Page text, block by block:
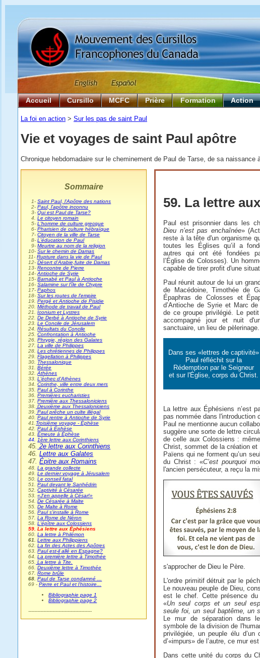
Accueil Cursillo MCFC Prière Formation Action
La foi en action > Sur les pas de saint Paul
Vie et voyages de saint Paul apôtre
Chronique hebdomadaire sur le cheminement de Paul de Tarse, de sa
Sommaire
1-Saint Paul, l'Apôtre des nations
02-Paul, l'apôtre inconnu
03-Qui est Paul de Tarse?
04.Le citoyen romain
05-L'homme de culture grecque
06-Pharisien de culture hébraïque
7-Citoyen de la ville de Tarse
08-L'éducation de Paul
09-Meurtre au nom de la religion
10-Sur le chemin de Damas
11-Rupture dans la vie de Paul
12-Désert d'Arabie,fuite de Damas
13-Rencontre de Pierre
14-Antioche de Syrie
15-Barnabé et Paul à Antioche
16-Salamine sur l'île de Chypre
17-Paphos
18-Sur les routes de l'empire
19.Pergé et Antioche de Pisidie
20.Méthode de travail de Paul
21.Iconium et Lystres
22.De Derbé à Antioche de Syrie
23.Le Concile de Jérusalem
24.Résultats du Concile
25.Confrontation à Antioche
26.Phrygie, région des Galates
27.La ville de Philippes
28.Les chrétiennes de Philippes
29.Flagellation à Philippes
30. Thessalonique
31.Bérée
32.Athènes
33.L'échec d'Athènes
34.Corinthe, ville entre deux mers
35.Paul à Corinthe
36.Premières eucharisties
37.Première aux Thessaloniciens
38. Deuxième aux Thessaloniciens
39. Paul prêche un culte illégal
40.Paul rentre à Antioche de Syrie
41. Troisième voyage - Éphèse
42.Paul à Éphèse
43.Émeute à Éphèse
44. 1ère lettre aux Corinthiens
45. 2e lettre aux Corinthiens
46.Lettre aux Galates
47.Épitre aux Romains
48.La grande collecte
49.Le dernier voyage à Jérusalem
50.Le conseil fatal
51.Paul devant le Sanhédrin
52.Captivité à Césarée
53. «J’en appelle à César!»
54.De Césarée à Malte
55.De Malte à Rome
56.Paul s'installe à Rome
57.La Rome de Néron
58.L'épître aux Colossiens
59. La lettre aux Éphésiens
60.La lettre à Philémon
61.Lettre aux Philippiens
62.La fin des Actes des Apôtres
63.Paul est-il allé en Espagne?
64.La première lettre à Timothée
65. La lettre à Tite.
66.Deuxième lettre à Timothée
67.Rome brûle
68.Paul de Tarse condamné ...
69 -Pierre et Paul et l’histoire...
Bibliographie page 1
Bibliographie page 2
------------------------------------------
59. La lettre
Paul est prisonnier dans les
Dieu n’est pas enchaînée»
reste à la tête d'un organisme
toutes les Églises qu’il a
autres qui ont été fondées
l’Église de Colosses). Un
capable de tirer profit d'une
Paul réunit autour de lui un
de Macédoine, Timothée de
Épaphras de Colosses et
d’Antioche de Syrie et Marc
de ce groupe privilégié. Le
accompagné jour et nuit
sanctuaire, un lieu de pèlerinage.
Dans ses «lettres de captivité»
Paul réfléchit sur la
Rédemption par le Seigneur
et sur l'Église, corps du Christ.
La lettre aux Éphésiens n’est
pas nommée dans l'introduction
Paul ne mentionne aucun
suggère une sorte de lettre
de celle aux Colossiens :
Christ, sommet de la création
Païens qui ne forment qu’un
du Christ : «C’est pourquoi
l'ancien persécuteur, a reçu la
s'approcher de Dieu le Père.
L'ordre primitif détruit par le
Le nouveau peuple de Dieu,
est le chef. Cette présence
«Un seul corps et un seul
seule foi, un seul baptême, un
Le mur de séparation dans
symbole de la division de
privilégiée, un peuple élu
d’«impurs» de l’autre, ce mur
Dans cette unité du corps du